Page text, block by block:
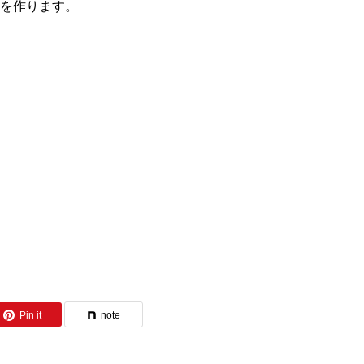
作ります。
Pin it note